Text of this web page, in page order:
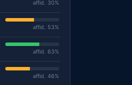
affid. 30%
affid. 53%
affid. 63%
affid. 46%